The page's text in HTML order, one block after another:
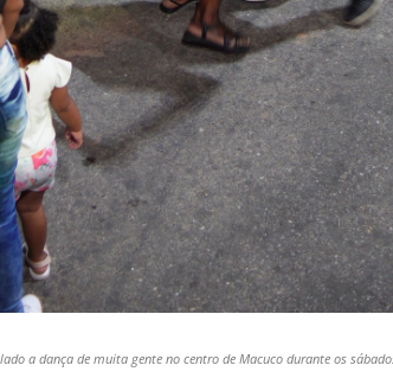
a dança de muita gente no centro de Macuco durante os